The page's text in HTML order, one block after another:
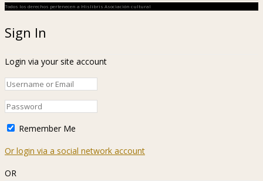
Todos los derechos pertenecen a Hislibris Asociación cultural
Sign In
Login via your site account
Remember Me
Or login via a social network account
OR